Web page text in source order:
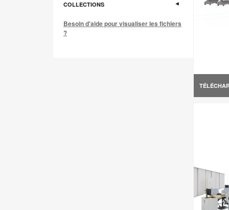
COLLECTIONS
Besoin d'aide pour visualiser les fichiers
?